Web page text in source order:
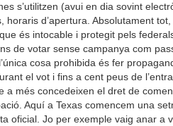
s’utilitzen (avui en dia sovint
horaris d’apertura. Absolutament
és intocable i protegit pels
de votar sense campanya com
cosa prohibida és fer
el vot i fins a cent peus de
a més concedeixen el dret de
Aquí a Texas comencem una
oficial. Jo per exemple vaig anar a